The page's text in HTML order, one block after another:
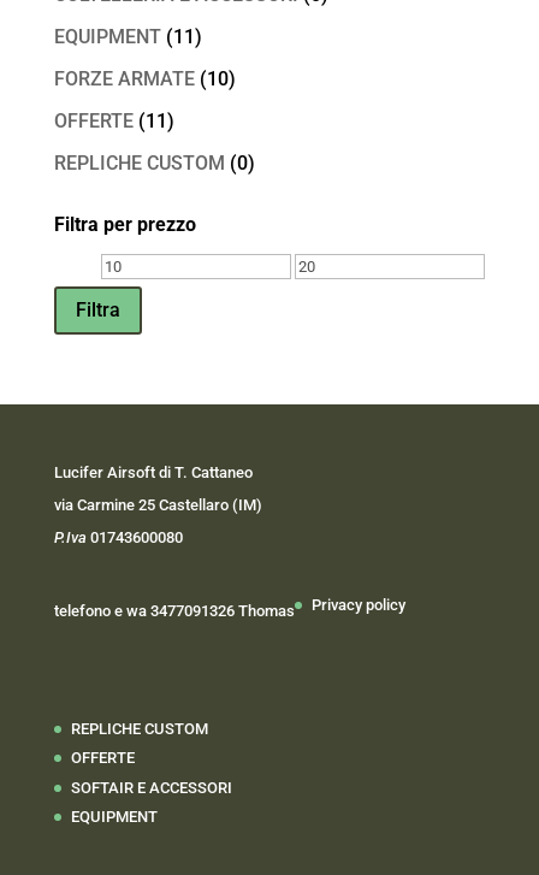
EQUIPMENT (11)
FORZE ARMATE (10)
OFFERTE (11)
REPLICHE CUSTOM (0)
Filtra per prezzo
Prezzo
Min
Prezzo
Filtra
Lucifer Airsoft di T. Cattaneo
via Carmine 25 Castellaro (IM)
P.Iva 01743600080
telefono e wa 3477091326 Thomas Privacy policy
REPLICHE CUSTOM
OFFERTE
SOFTAIR E ACCESSORI
EQUIPMENT